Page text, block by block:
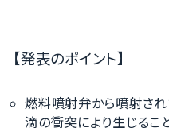
【発表のポイント】
燃料噴射弁から噴射さ
滴の衝突により生じるこ